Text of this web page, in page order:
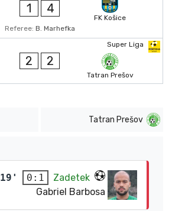
1 4
FK Košice
Referee: B. Marhefka
Super Liga
2 2
Tatran Prešov
Tatran Prešov
19' 0:1
Zadetek
Gabriel Barbosa